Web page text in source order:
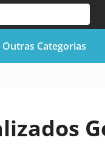
Outras Categorias